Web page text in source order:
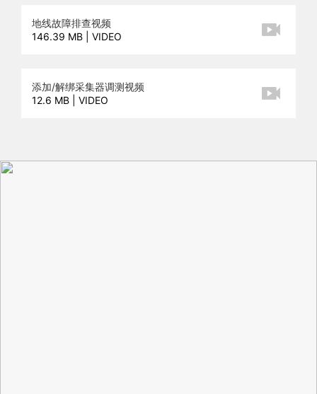
地线故障排查视频
146.39 MB | VIDEO
添加/解绑采集器调测视频
12.6 MB | VIDEO